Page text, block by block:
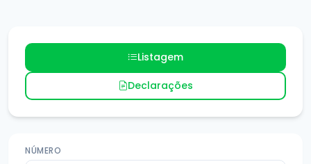
Listagem
Declarações
NÚMERO